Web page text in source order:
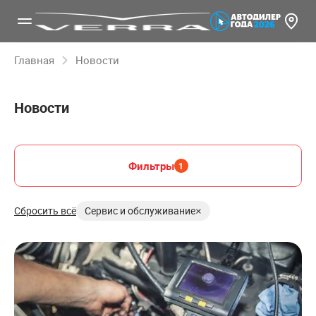
Главная Новости
Новости
Фильтры 1
Сбросить всё Сервис и обслуживание×